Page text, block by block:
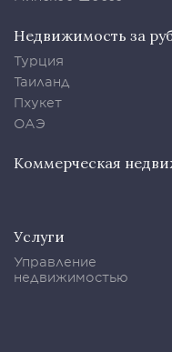
Недвижимость за
Турция
Таиланд
Пхукет
ОАЭ
Коммерческая
Услуги
Управление
недвижимостью